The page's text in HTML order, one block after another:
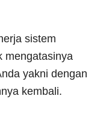
sistem
mengatasinya
yakni dengan
kembali.